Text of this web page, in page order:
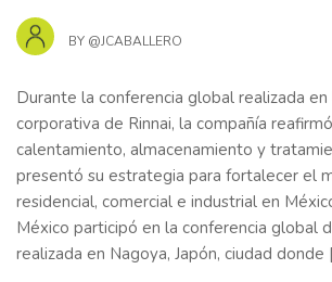
BY @JCABALLERO
Durante la conferencia global realizada en
corporativa de Rinnai, la compañía
calentamiento, almacenamiento y
presentó su estrategia para fortalecer el
residencial, comercial e industrial en
México participó en la conferencia global
realizada en Nagoya, Japón, ciudad donde